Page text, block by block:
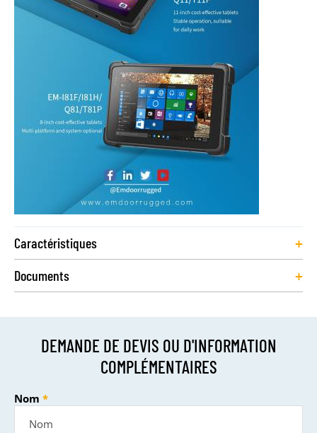
Caractéristiques +
Documents +
DEMANDE DE DEVIS OU D'INFORMATION
COMPLÉMENTAIRES
Nom